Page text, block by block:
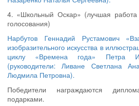
4. «Школьный Оскар» (лучшая работа
голосования)
Нарбутов Геннадий Рустамович
изобразительного искусства в
циклу «Времена года» Петра
(руководители: Ливане Светлана
Людмила Петровна).
Победители награждаются
подарками.